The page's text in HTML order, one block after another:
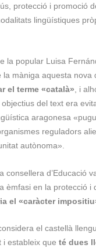
protecció i promoció
lingüístiques
la popular Luisa
la màniga aquesta nova
el terme «català», i
del text era
aragonesa
reguladors
autònoma».
consellera d’Educació
èmfasi en la protecció i
el «caràcter
el castellà
i estableix que té dues